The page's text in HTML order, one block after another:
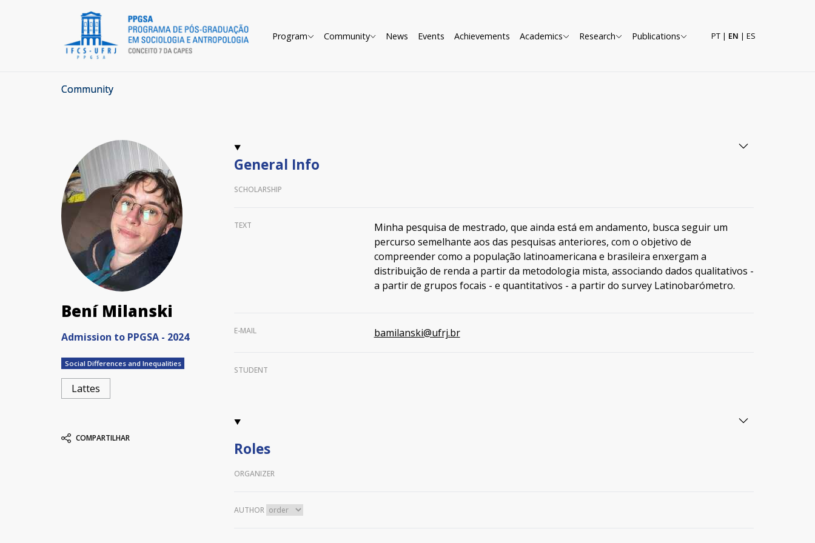
Program Community News Events Achievements Academics Research Publications PT| EN | ES
Community
Bení Milanski
Admission to PPGSA - 2024
Social Differences and Inequalities
Lattes
COMPARTILHAR
General Info
SCHOLARSHIP
TEXT
Minha pesquisa de mestrado, que ainda está em andamento, busca seguir um
percurso semelhante aos das pesquisas anteriores, com o objetivo de
compreender como a população latinoamericana e brasileira enxergam a
distribuição de renda a partir da metodologia mista, associando dados qualitativos -
a partir de grupos focais - e quantitativos - a partir do survey Latinobarómetro.
E-MAIL bamilanski@ufrj.br
STUDENT
Roles
ORGANIZER
AUTHOR